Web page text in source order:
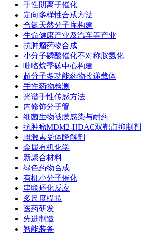
手性阴离子催化
定向多样性合成方法
合氮天然分子库构建
生命健康产业及汽车等产业
抗肿瘤药物合成
小分子磷酸催化不对称胺氢化
吡咯烷季碳中心构建
超分子多功能药物投递载体
手性药物检测
光谱手性传感方法
内修饰分子管
细菌生物被膜感染与耐药
抗肿瘤MDM2-HDAC双靶点抑制剂
雌激素受体降解剂
金属有机化学
新聚合材料
绿色药物合成
有机小分子催化
串联环化反应
多尺度模拟
医药研发
先进制造
智能装备